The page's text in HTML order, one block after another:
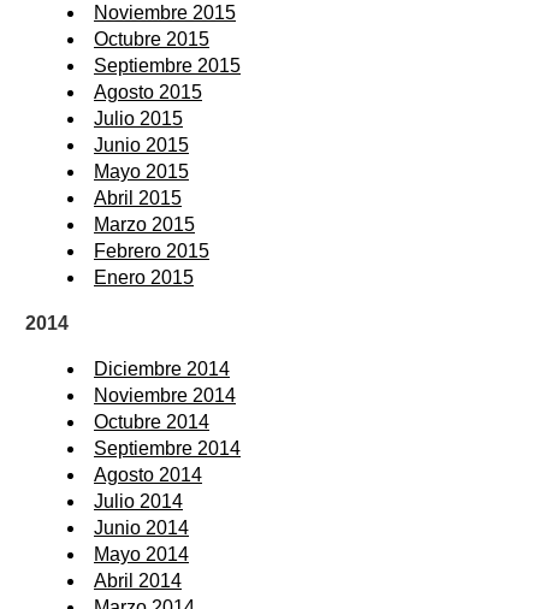
Noviembre 2015
Octubre 2015
Septiembre 2015
Agosto 2015
Julio 2015
Junio 2015
Mayo 2015
Abril 2015
Marzo 2015
Febrero 2015
Enero 2015
2014
Diciembre 2014
Noviembre 2014
Octubre 2014
Septiembre 2014
Agosto 2014
Julio 2014
Junio 2014
Mayo 2014
Abril 2014